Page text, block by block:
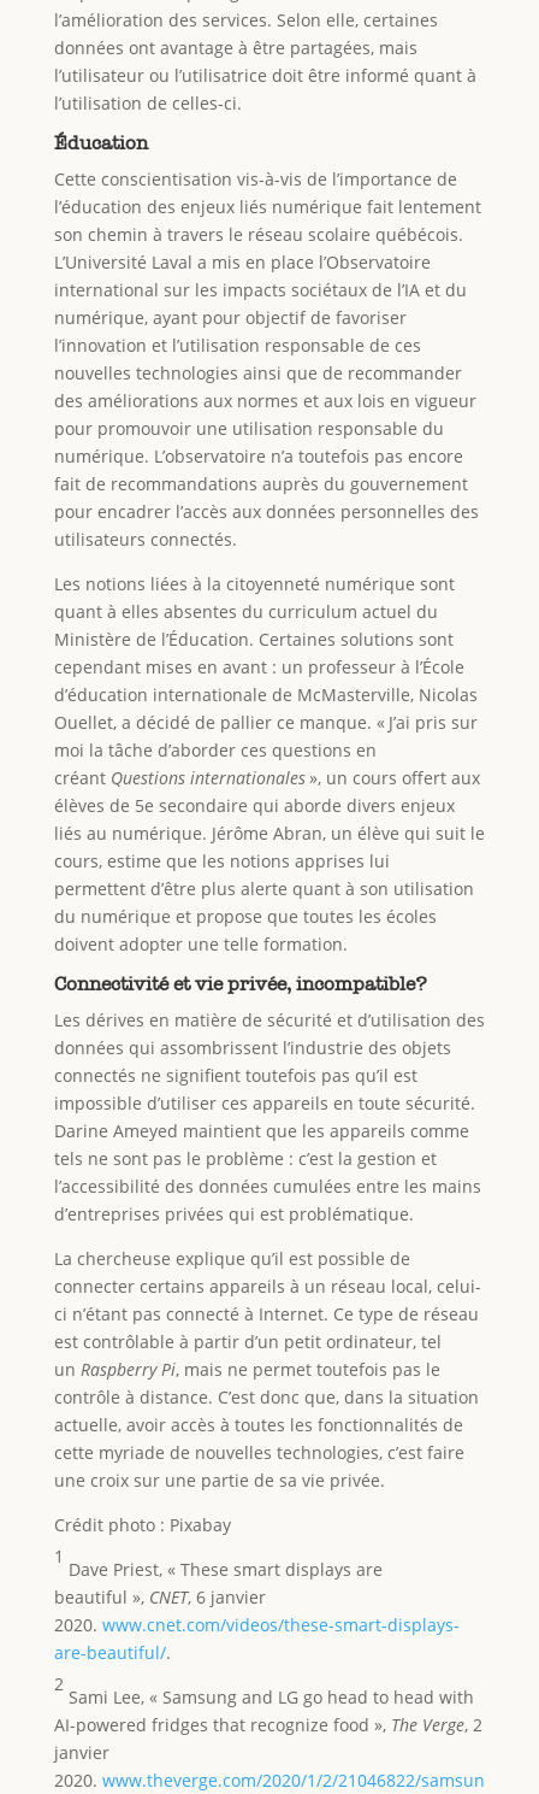
l’amélioration des services. Selon elle, certaines
données ont avantage à être partagées, mais
l’utilisateur ou l’utilisatrice doit être informé quant à
l’utilisation de celles-ci.
Éducation
Cette conscientisation vis-à-vis de l’importance de
l’éducation des enjeux liés numérique fait lentement
son chemin à travers le réseau scolaire québécois.
L’Université Laval a mis en place l’Observatoire
international sur les impacts sociétaux de l’IA et du
numérique, ayant pour objectif de favoriser
l’innovation et l’utilisation responsable de ces
nouvelles technologies ainsi que de recommander
des améliorations aux normes et aux lois en vigueur
pour promouvoir une utilisation responsable du
numérique. L’observatoire n’a toutefois pas encore
fait de recommandations auprès du gouvernement
pour encadrer l’accès aux données personnelles des
utilisateurs connectés.
Les notions liées à la citoyenneté numérique sont
quant à elles absentes du curriculum actuel du
Ministère de l’Éducation. Certaines solutions sont
cependant mises en avant : un professeur à l’École
d’éducation internationale de McMasterville, Nicolas
Ouellet, a décidé de pallier ce manque. « J’ai pris sur
moi la tâche d’aborder ces questions en
créant Questions internationales», un cours offert aux
élèves de 5e secondaire qui aborde divers enjeux
liés au numérique. Jérôme Abran, un élève qui suit le
cours, estime que les notions apprises lui
permettent d’être plus alerte quant à son utilisation
du numérique et propose que toutes les écoles
doivent adopter une telle formation.
Connectivité et vie privée, incompatible?
Les dérives en matière de sécurité et d’utilisation des
données qui assombrissent l’industrie des objets
connectés ne signifient toutefois pas qu’il est
impossible d’utiliser ces appareils en toute sécurité.
Darine Ameyed maintient que les appareils comme
tels ne sont pas le problème : c’est la gestion et
l’accessibilité des données cumulées entre les mains
d’entreprises privées qui est problématique.
La chercheuse explique qu’il est possible de
connecter certains appareils à un réseau local, celui-
ci n’étant pas connecté à Internet. Ce type de réseau
est contrôlable à partir d’un petit ordinateur, tel
un Raspberry Pi, mais ne permet toutefois pas le
contrôle à distance. C’est donc que, dans la situation
actuelle, avoir accès à toutes les fonctionnalités de
cette myriade de nouvelles technologies, c’est faire
une croix sur une partie de sa vie privée.
Crédit photo : Pixabay
1
Dave Priest, « These smart displays are
beautiful », CNET, 6 janvier
2020. www.cnet.com/videos/these-smart-displays-
are-beautiful/.
2
Sami Lee, « Samsung and LG go head to head with
AI-powered fridges that recognize food », The Verge, 2
janvier
2020. www.theverge.com/2020/1/2/21046822/samsun